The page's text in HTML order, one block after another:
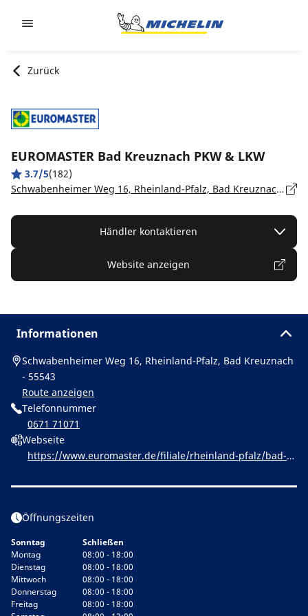
Zurück
EUROMASTER Bad Kreuznach PKW & LKW
3.7/5(182)
Schwabenheimer Weg 16, Rheinland-Pfalz, Bad Kreuznach - 55543
Händler kontaktieren
Website anzeigen
Informationen
Schwabenheimer Weg 16, Rheinland-Pfalz, Bad Kreuznach
- 55543
Route anzeigen
Telefonnummer
0671 71071
Webseite
https://www.euromaster.de/filiale/rheinland-pfalz/bad-kr
Öffnungszeiten
Sonntag
Schließen
Montag
08:00 - 18:00
Dienstag
08:00 - 18:00
Mittwoch
08:00 - 18:00
Donnerstag
08:00 - 18:00
Freitag
08:00 - 18:00